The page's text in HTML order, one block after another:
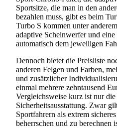
Sportsitze, die man in den
bezahlen muss, gibt es beim
Turbo S kommen unter
adaptive Scheinwerfer und
automatisch dem jeweiligen
Dennoch bietet die Preisliste
anderen Felgen und Farben,
und zusätzlicher
einmal mehrere zehntausend
Vergleichsweise kurz ist nur
Sicherheitsausstattung. Zwar
Sportfahrern als extrem
beherrschen und zu berechnen